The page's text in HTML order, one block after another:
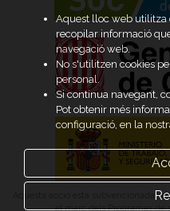
Aquesta acció està subvencionada
el marc dels Programes
Aquest lloc web utilitza
recopilar informació
navegació web.
No s'utilitzen cookies
personal.
Si continua navegant,
Pot obtenir més
configuració, en la